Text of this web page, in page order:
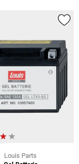
Louis Parts